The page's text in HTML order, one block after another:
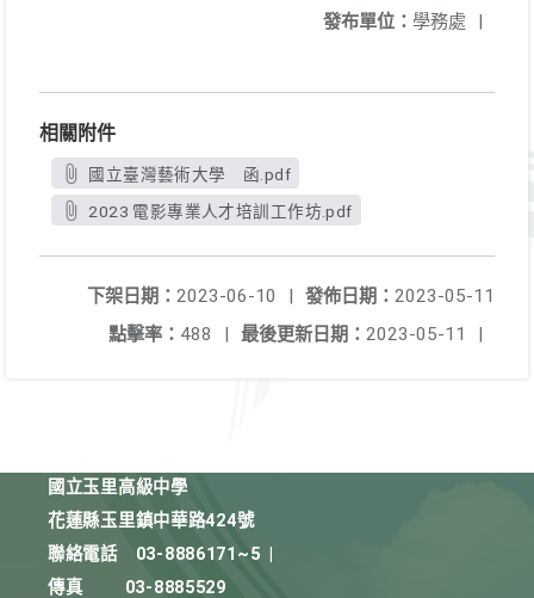
發布單位： 學務處 |
相關附件
國立臺灣藝術大學 函.pdf
2023 電影專業人才培訓工作坊.pdf
發佈日期： 2023-05-11
下架日期： 2023-06-10
|
最後更新日期： 2023-05-11 |
點擊率： 488 |
國立玉里高級中學
花蓮縣玉里鎮中華路424號
聯絡電話
03-8886171~5
傳真
03-8885529